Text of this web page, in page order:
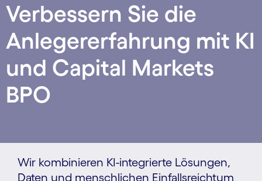
Verbessern Sie die
Anlegererfahrung mit KI
und Capital Markets
BPO
Wir kombinieren KI-integrierte Lösungen,
Daten und menschlichen Einfallsreichtum